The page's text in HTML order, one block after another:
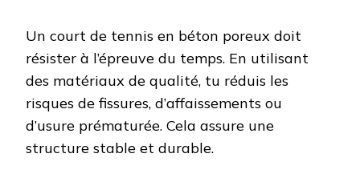
Un court de tennis en béton poreux doit
résister à l’épreuve du temps. En utilisant
des matériaux de qualité, tu réduis les
risques de fissures, d’affaissements ou
d’usure prématurée. Cela assure une
structure stable et durable.